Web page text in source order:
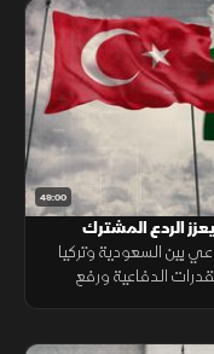
49:00
الردع المشترك
بين السعودية وتركيا
الدفاعية ورفع